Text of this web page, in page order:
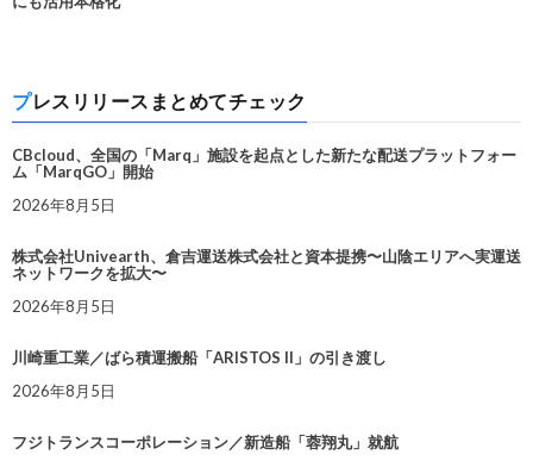
プレスリリースまとめてチェック
CBcloud、全国の「Marq」施設を起点とした新たな配送プラットフォー
ム「MarqGO」開始
2026年8月5日
株式会社Univearth、倉吉運送株式会社と資本提携〜山陰エリアへ実運送
ネットワークを拡大〜
2026年8月5日
川崎重工業／ばら積運搬船「ARISTOS II」の引き渡し
2026年8月5日
フジトランスコーポレーション／新造船「蓉翔丸」就航